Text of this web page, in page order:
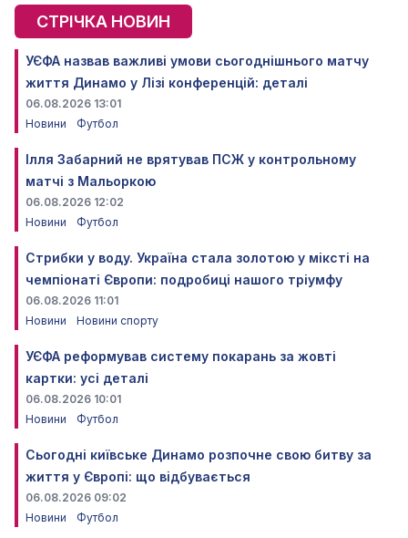
СТРІЧКА НОВИН
УЄФА назвав важливі умови сьогоднішнього матчу
життя Динамо у Лізі конференцій: деталі
06.08.2026 13:01
Новини
Футбол
Ілля Забарний не врятував ПСЖ у контрольному
матчі з Мальоркою
06.08.2026 12:02
Новини
Футбол
Стрибки у воду. Україна стала золотою у міксті на
чемпіонаті Європи: подробиці нашого тріумфу
06.08.2026 11:01
Новини
Новини спорту
УЄФА реформував систему покарань за жовті
картки: усі деталі
06.08.2026 10:01
Новини
Футбол
Сьогодні київське Динамо розпочне свою битву за
життя у Європі: що відбувається
06.08.2026 09:02
Новини
Футбол